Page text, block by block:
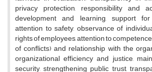
privacy protection, responsibility and
development and learning, support
attention to safety, observance of
rights of employees, attention to
of conflicts) and relationship with the
organizational efficiency and justice,
security, strengthening public trust,